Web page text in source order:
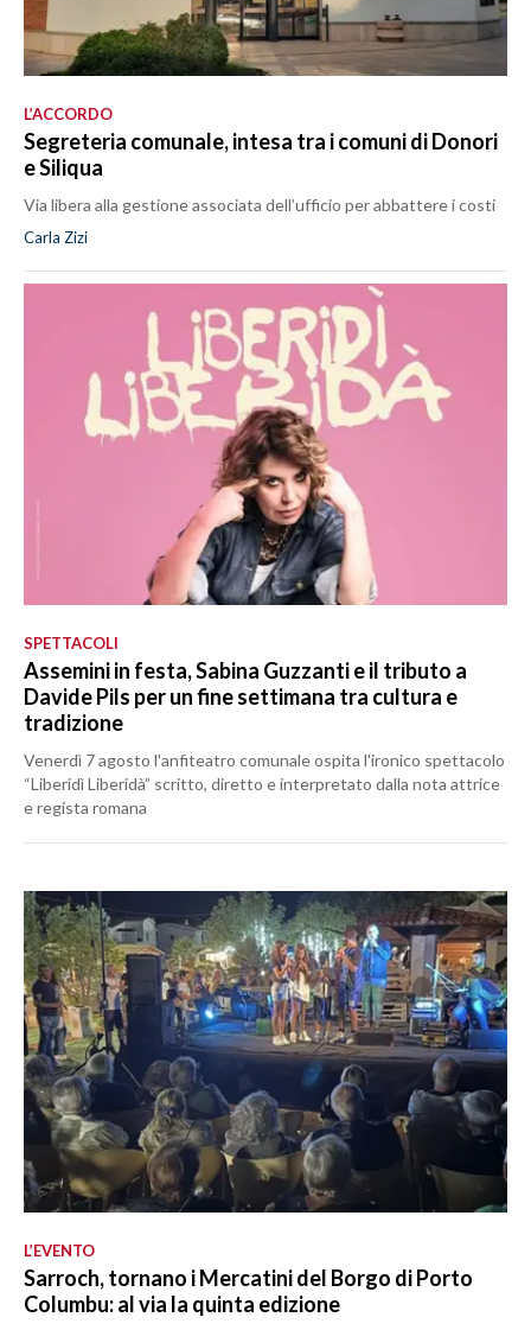
L’ACCORDO
Segreteria comunale, intesa tra i comuni di Donori
e Siliqua
Via libera alla gestione associata dell’ufficio per abbattere i costi
Carla Zizi
SPETTACOLI
Assemini in festa, Sabina Guzzanti e il tributo a
Davide Pils per un fine settimana tra cultura e
tradizione
Venerdì 7 agosto l'anfiteatro comunale ospita l'ironico spettacolo
“Liberidì Liberidà” scritto, diretto e interpretato dalla nota attrice
e regista romana
L’EVENTO
Sarroch, tornano i Mercatini del Borgo di Porto
Columbu: al via la quinta edizione